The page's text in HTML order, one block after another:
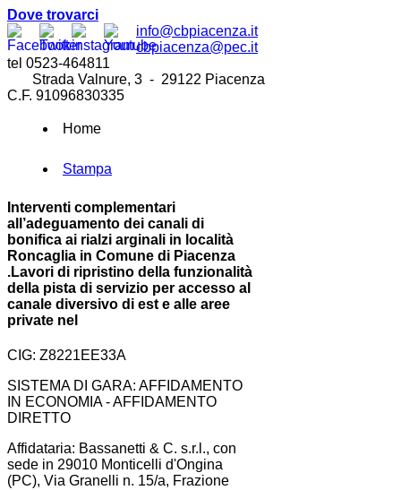
Dove trovarci
info@cbpiacenza.it
cbpiacenza@pec.it
tel 0523-464811
Strada Valnure, 3 - 29122 Piacenza
C.F. 91096830335
Home
Stampa
Interventi complementari
all’adeguamento dei canali di
bonifica ai rialzi arginali in località
Roncaglia in Comune di Piacenza
.Lavori di ripristino della funzionalità
della pista di servizio per accesso al
canale diversivo di est e alle aree
private nel
CIG: Z8221EE33A
SISTEMA DI GARA: AFFIDAMENTO
IN ECONOMIA - AFFIDAMENTO
DIRETTO
Affidataria: Bassanetti & C. s.r.l., con
sede in 29010 Monticelli d'Ongina
(PC), Via Granelli n. 15/a, Frazione